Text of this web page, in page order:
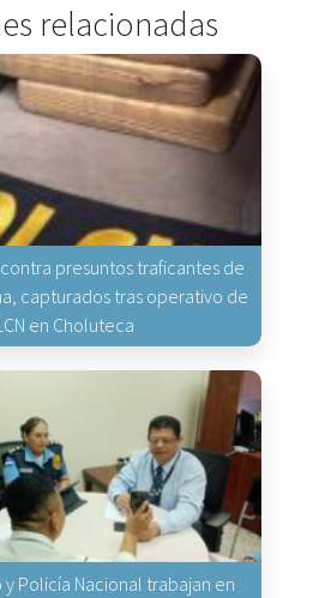
relacionadas
presuntos traficantes de
capturados tras operativo de
en Choluteca
Policía Nacional trabajan en